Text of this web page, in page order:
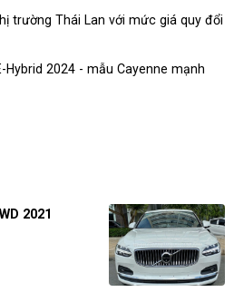
trường Thái Lan với mức giá quy đổi
Hybrid 2024 - mẫu Cayenne mạnh
2021